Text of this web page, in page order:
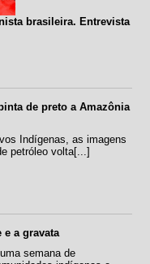
brasileira. Entrevista
de preto a Amazônia
Indígenas, as imagens
petróleo volta[...]
e a gravata
semana de